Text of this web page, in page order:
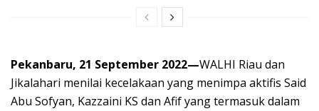
Pekanbaru, 21 September 2022—WALHI Riau dan
Jikalahari menilai kecelakaan yang menimpa aktifis Said
Abu Sofyan, Kazzaini KS dan Afif yang termasuk dalam